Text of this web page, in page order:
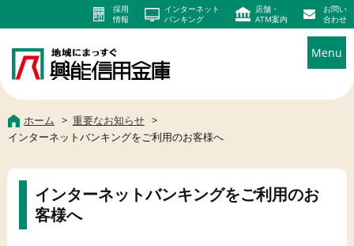
採用
情報
インターネット
バンキング
店舗・
ATM案内
お問い
合わせ
Menu
ホーム
重要なお知らせ
インターネットバンキングをご利用のお客様へ
インターネットバンキングをご利用のお
客様へ